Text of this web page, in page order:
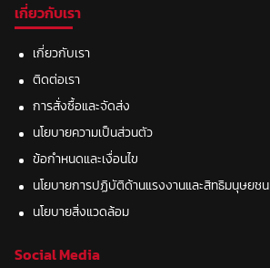
เกี่ยวกับเรา
เกี่ยวกับเรา
ติดต่อเรา
การสั่งซื้อและจัดส่ง
นโยบายความเป็นส่วนตัว
ข้อกำหนดและเงื่อนไข
นโยบายการปฏิบัติด้านแรงงานและสิทธิมนุษยชน
นโยบายสิ่งแวดล้อม
Social Media